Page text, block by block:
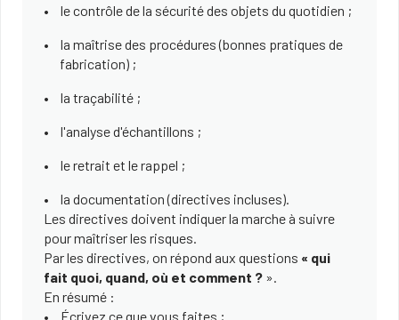
le contrôle de la sécurité des objets du quotidien ;
la maîtrise des procédures (bonnes pratiques de
fabrication) ;
la traçabilité ;
l'analyse d'échantillons ;
le retrait et le rappel ;
la documentation (directives incluses).
Les directives doivent indiquer la marche à suivre
pour maîtriser les risques.
Par les directives, on répond aux questions « qui
fait quoi, quand, où et comment ? ».
En résumé :
Écrivez ce que vous faites ;